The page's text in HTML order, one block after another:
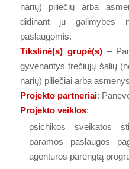
narių) piliečių arba
didinant jų galimybes
paslaugomis.
Tikslinė(s) grupė(s)–
gyvenantys trečiųjų šalių
narių) piliečiai arba
Projekto partneriai:
Projekto veiklos:
psichikos sveikatos
paramos paslaugos
agentūros parengtą